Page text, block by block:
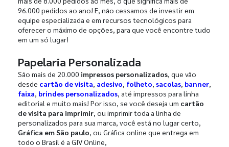
96.000 pedidos ao ano! E, não cessamos de investir em
equipe especializada e em recursos tecnológicos para
oferecer o máximo de opções, para que você encontre tudo
em um só lugar!
Papelaria Personalizada
São mais de 20.000 impressos personalizados, que vão
desde cartão de visita, adesivo, folheto, sacolas, banner,
faixa, brindes personalizados, até impressos para linha
editorial e muito mais! Por isso, se você deseja um cartão
de visita para imprimir, ou imprimir toda a linha de
personalizados para sua marca, você está no lugar certo,
Gráfica em São paulo, ou Gráfica online que entrega em
todo o Brasil é a GIV Online,